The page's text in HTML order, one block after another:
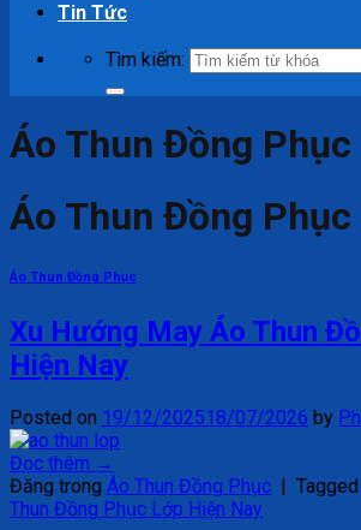
Tin Tức
Tìm kiếm:
Áo Thun Đồng Phục
Áo Thun Đồng Phục
Áo Thun Đồng Phục
Xu Hướng May Áo Thun
Hiện Nay
Posted on 19/12/202518/07/2026 by
Đọc thêm →
Đăng trong Áo Thun Đồng Phục | Tagged
Thun Đồng Phục Lớp Hiện Nay